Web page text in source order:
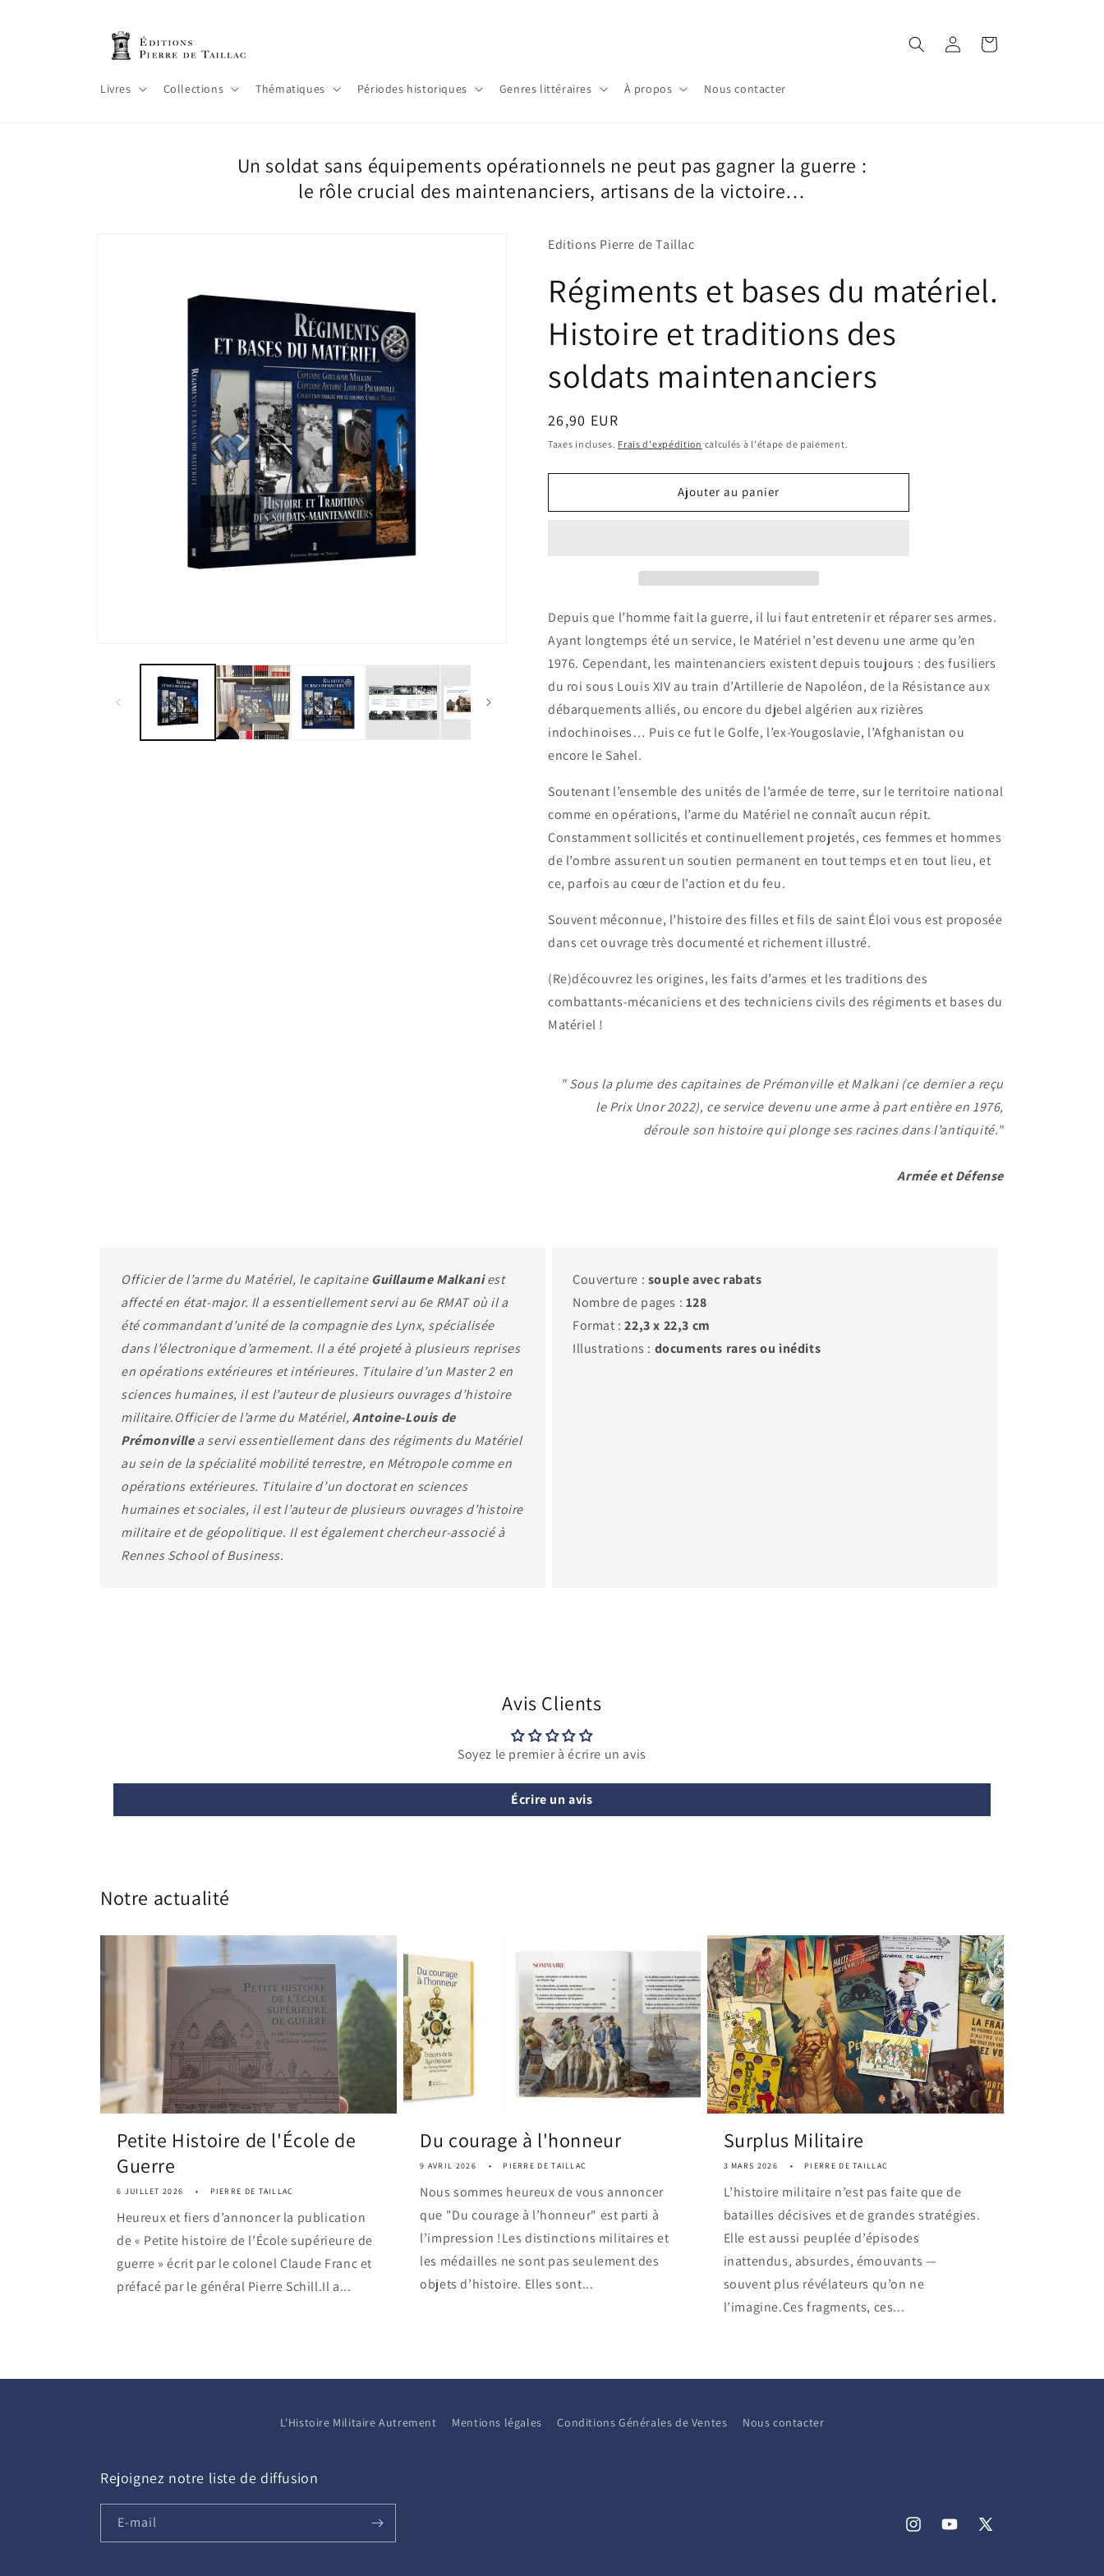
Livres Collections Thématiques Périodes historiques Genres littéraires À propos Nous contacter
Connexion Panier
Un soldat sans équipements opérationnels ne peut pas gagner la guerre :
le rôle crucial des maintenanciers, artisans de la victoire…
Editions Pierre de Taillac
Régiments et bases du matériel.
Histoire et traditions des
soldats maintenanciers
Prix
habituel
26,90 EUR
Taxes incluses. Frais d'expédition calculés à l'étape de paiement.
Ajouter au panier
Depuis que l’homme fait la guerre, il lui faut entretenir et réparer ses armes.
Ayant longtemps été un service, le Matériel n’est devenu une arme qu’en
1976. Cependant, les maintenanciers existent depuis toujours : des fusiliers
du roi sous Louis XIV au train d’Artillerie de Napoléon, de la Résistance aux
débarquements alliés, ou encore du djebel algérien aux rizières
indochinoises… Puis ce fut le Golfe, l’ex-Yougoslavie, l’Afghanistan ou
encore le Sahel.
Soutenant l’ensemble des unités de l’armée de terre, sur le territoire national
comme en opérations, l’arme du Matériel ne connaît aucun répit.
Constamment sollicités et continuellement projetés, ces femmes et hommes
de l’ombre assurent un soutien permanent en tout temps et en tout lieu, et
ce, parfois au cœur de l’action et du feu.
Souvent méconnue, l’histoire des filles et fils de saint Éloi vous est proposée
dans cet ouvrage très documenté et richement illustré.
(Re)découvrez les origines, les faits d’armes et les traditions des
combattants-mécaniciens et des techniciens civils des régiments et bases du
Matériel !
" Sous la plume des capitaines de Prémonville et Malkani (ce dernier a reçu
le Prix Unor 2022), ce service devenu une arme à part entière en 1976,
déroule son histoire qui plonge ses racines dans l’antiquité."
Armée et Défense
Officier de l’arme du Matériel, le capitaineGuillaume Malkaniest
affecté en état-major. Il a essentiellement servi au 6e RMAT où il a
été commandant d’unité de la compagnie des Lynx, spécialisée
dans l’électronique d’armement. Il a été projeté à plusieurs reprises
en opérations extérieures et intérieures. Titulaire d’un Master 2 en
sciences humaines, il est l’auteur de plusieurs ouvrages d’histoire
militaire.Officier de l’arme du Matériel,Antoine-Louis de
Prémonvillea servi essentiellement dans des régiments du Matériel
au sein de la spécialité mobilité terrestre, en Métropole comme en
opérations extérieures. Titulaire d’un doctorat en sciences
humaines et sociales, il est l’auteur de plusieurs ouvrages d’histoire
militaire et de géopolitique. Il est également chercheur-associé à
Rennes School of Business.
Couverture : souple avec rabats
Nombre de pages : 128
Format :22,3 x 22,3 cm
Illustrations : documents rares ou inédits
Avis Clients
Soyez le premier à écrire un avis
Écrire un avis
Notre actualité
Petite Histoire de l'École de
Guerre
6 JUILLET 2026 PIERRE DE TAILLAC
Heureux et fiers d’annoncer la publication
de « Petite histoire de l’École supérieure de
guerre » écrit par le colonel Claude Franc et
préfacé par le général Pierre Schill.Il a...
Du courage à l'honneur
9 AVRIL 2026 PIERRE DE TAILLAC
Nous sommes heureux de vous annoncer
que "Du courage à l’honneur" est parti à
l’impression !Les distinctions militaires et
les médailles ne sont pas seulement des
objets d’histoire. Elles sont...
Surplus Militaire
3 MARS 2026 PIERRE DE TAILLAC
L’histoire militaire n’est pas faite que de
batailles décisives et de grandes stratégies.
Elle est aussi peuplée d’épisodes
inattendus, absurdes, émouvants —
souvent plus révélateurs qu’on ne
l’imagine.Ces fragments, ces...
L'Histoire Militaire Autrement Mentions légales Conditions Générales de Ventes Nous contacter
Rejoignez notre liste de diffusion
E-mail
InstagramYouTube
X